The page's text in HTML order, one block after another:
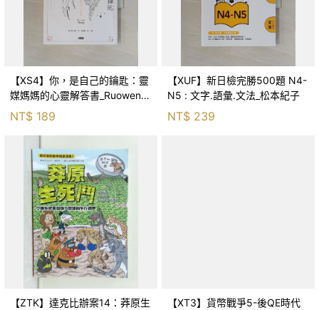
【XS4】你，是自己的鑰匙：靈
媒媽媽的心靈解答書_Ruowen
Huang
NT$ 189
【XUF】新日檢完勝500題 N4-
N5 : 文字.語彙.文法_松本紀子
NT$ 239
【ZTK】達克比辦案14：莽原生
【XT3】貨幣戰爭5-後QE時代